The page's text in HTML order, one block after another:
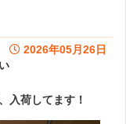
2026年05月26日
入荷してます！